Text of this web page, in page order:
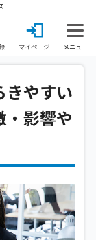
マイページ メニュー
きやすい
・影響や